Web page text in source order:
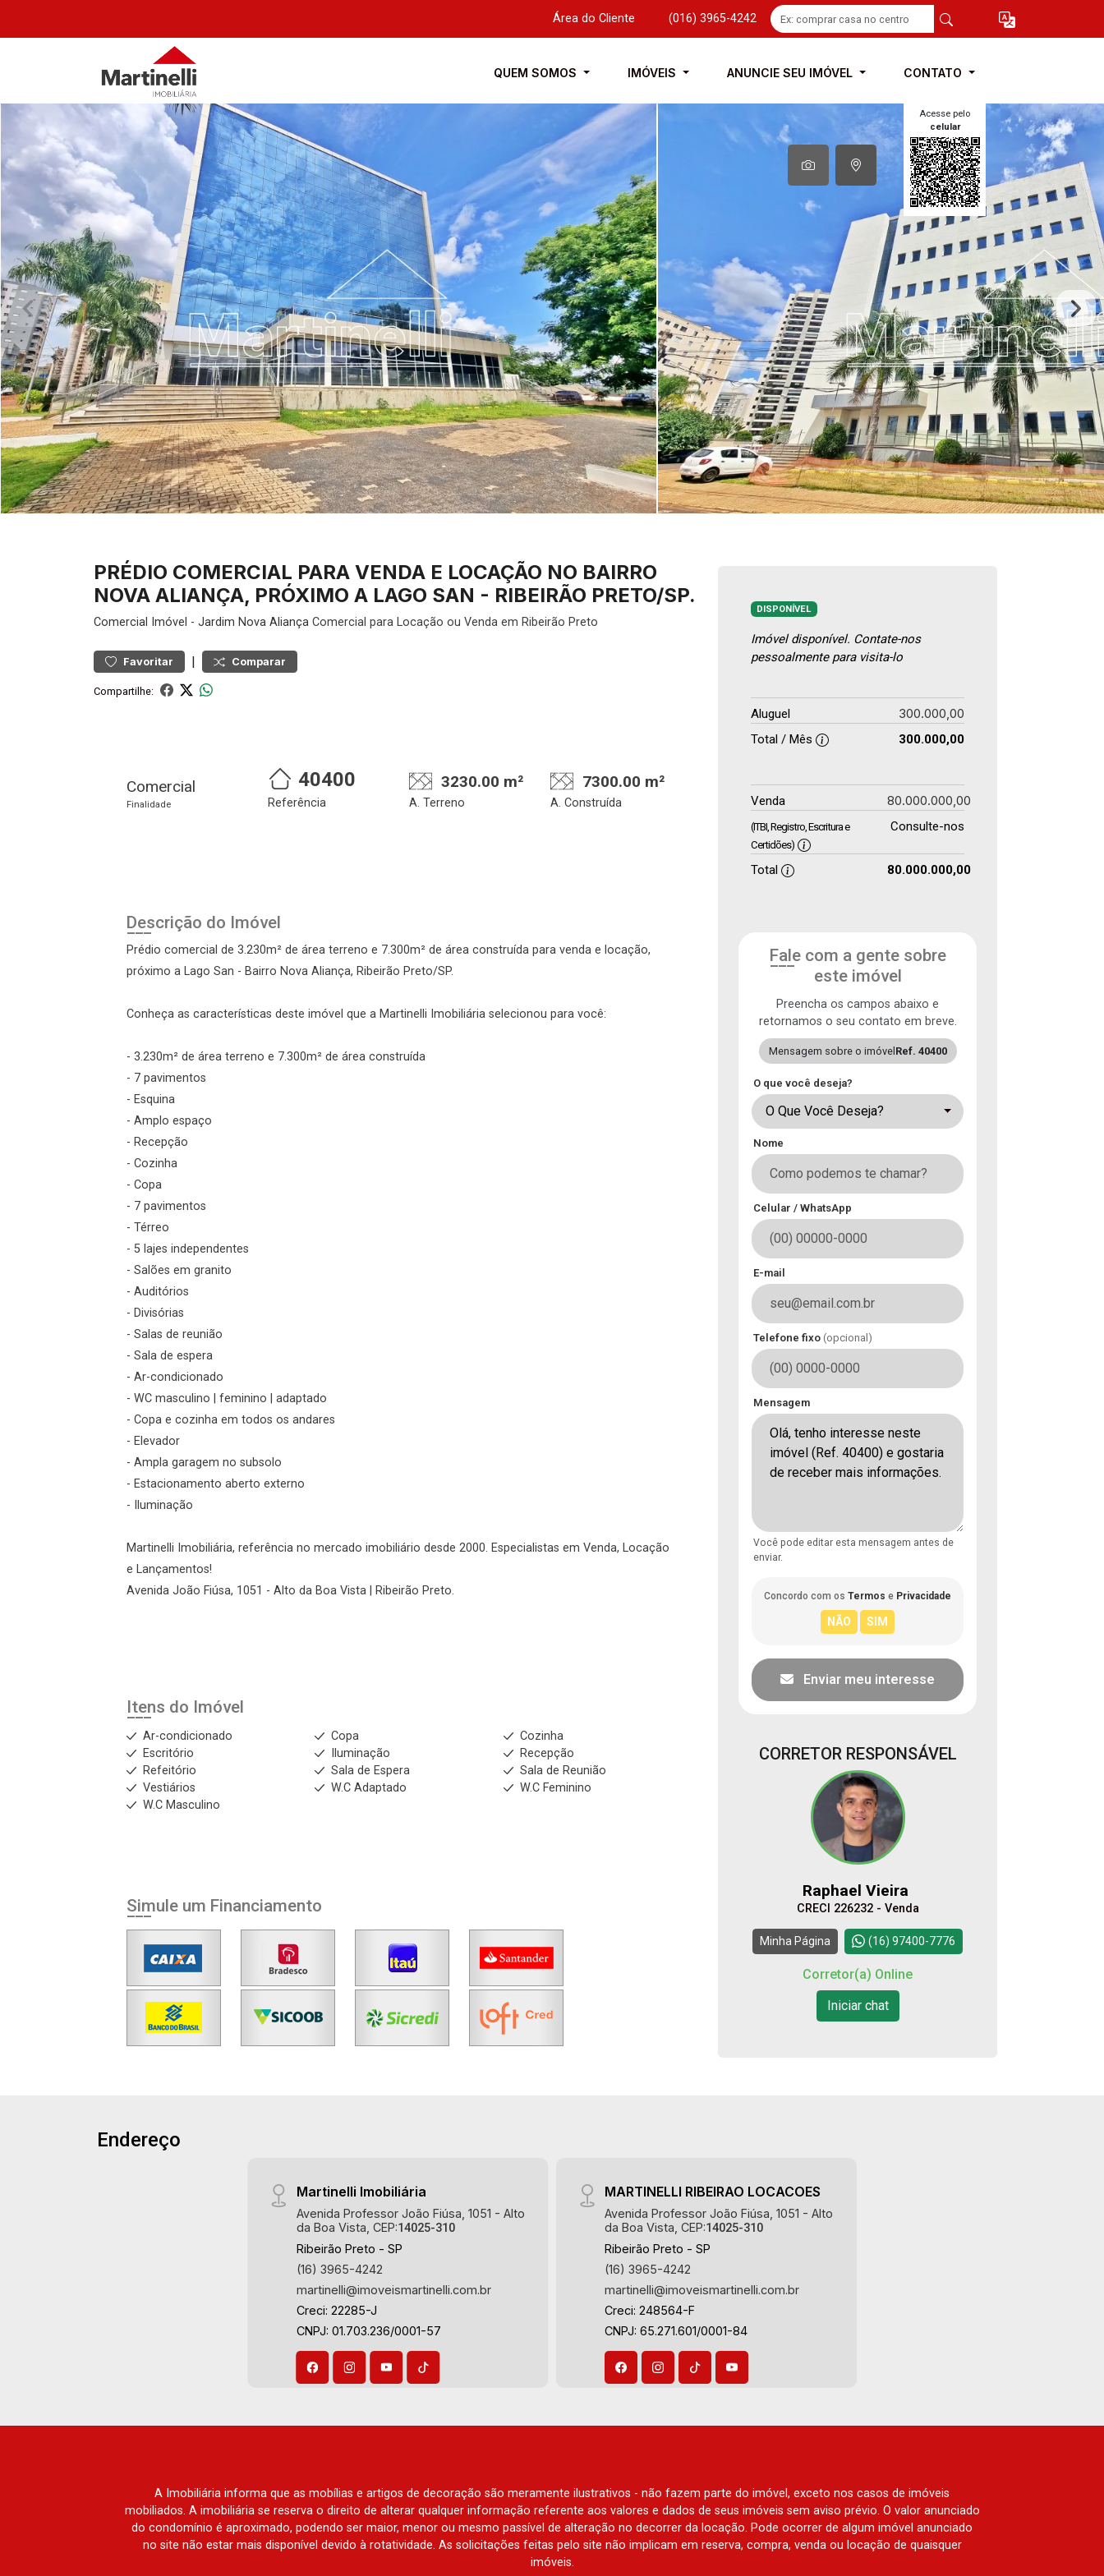
Área do Cliente (016) 3965-4242
QUEM SOMOS IMÓVEIS ANUNCIE SEU IMÓVEL CONTATO
Acesse pelo
celular
PRÉDIO COMERCIAL PARA VENDA E LOCAÇÃO NO BAIRRO
NOVA ALIANÇA, PRÓXIMO A LAGO SAN - RIBEIRÃO PRETO/SP.
Comercial Imóvel - Jardim Nova Aliança Comercial para Locação ou Venda em Ribeirão Preto
Favoritar | Comparar
Compartilhe:
Comercial
Finalidade
40400
Referência
3230.00 m²
A. Terreno
7300.00 m²
A. Construída
Descrição do Imóvel
Prédio comercial de 3.230m² de área terreno e 7.300m² de área construída para venda e locação,
próximo a Lago San - Bairro Nova Aliança, Ribeirão Preto/SP.
Conheça as características deste imóvel que a Martinelli Imobiliária selecionou para você:
- 3.230m² de área terreno e 7.300m² de área construída
- 7 pavimentos
- Esquina
- Amplo espaço
- Recepção
- Cozinha
- Copa
- 7 pavimentos
- Térreo
- 5 lajes independentes
- Salões em granito
- Auditórios
- Divisórias
- Salas de reunião
- Sala de espera
- Ar-condicionado
- WC masculino | feminino | adaptado
- Copa e cozinha em todos os andares
- Elevador
- Ampla garagem no subsolo
- Estacionamento aberto externo
- Iluminação
Martinelli Imobiliária, referência no mercado imobiliário desde 2000. Especialistas em Venda, Locação
e Lançamentos!
Avenida João Fiúsa, 1051 - Alto da Boa Vista | Ribeirão Preto.
Itens do Imóvel
Ar-condicionado Copa
Cozinha
Escritório
Iluminação
Recepção
Refeitório
Sala de Espera
Sala de Reunião
Vestiários
W.C Adaptado
W.C Feminino
W.C Masculino
Simule um Financiamento
DISPONÍVEL
Imóvel disponível. Contate-nos
pessoalmente para visita-lo
Aluguel 300.000,00
Total / Mês 300.000,00
Venda 80.000.000,00
(ITBI, Registro, Escritura e
Certidões)
Consulte-nos
Total 80.000.000,00
Fale com a gente sobre
este imóvel
Preencha os campos abaixo e
retornamos o seu contato em breve.
Mensagem sobre o imóvel Ref. 40400
O que você deseja?
O Que Você Deseja?
Nome
Celular / WhatsApp
E-mail
Telefone fixo (opcional)
Mensagem
Você pode editar esta mensagem antes de
enviar.
Concordo com os Termos e Privacidade
Enviar meu interesse
CORRETOR RESPONSÁVEL
Raphael Vieira
CRECI 226232 - Venda
Minha Página (16) 97400-7776
Corretor(a) Online
Iniciar chat
Endereço
Martinelli Imobiliária
Avenida Professor João Fiúsa, 1051 - Alto
da Boa Vista, CEP:14025-310
Ribeirão Preto - SP
(16) 3965-4242
martinelli@imoveismartinelli.com.br
Creci: 22285-J
CNPJ: 01.703.236/0001-57
MARTINELLI RIBEIRAO LOCACOES
Avenida Professor João Fiúsa, 1051 - Alto
da Boa Vista, CEP:14025-310
Ribeirão Preto - SP
(16) 3965-4242
martinelli@imoveismartinelli.com.br
Creci: 248564-F
CNPJ: 65.271.601/0001-84
A Imobiliária informa que as mobílias e artigos de decoração são meramente ilustrativos - não fazem parte do imóvel, exceto nos casos de imóveis
mobiliados. A imobiliária se reserva o direito de alterar qualquer informação referente aos valores e dados de seus imóveis sem aviso prévio. O valor anunciado
do condomínio é aproximado, podendo ser maior, menor ou mesmo passível de alteração no decorrer da locação. Pode ocorrer de algum imóvel anunciado
no site não estar mais disponível devido à rotatividade. As solicitações feitas pelo site não implicam em reserva, compra, venda ou locação de quaisquer
imóveis.